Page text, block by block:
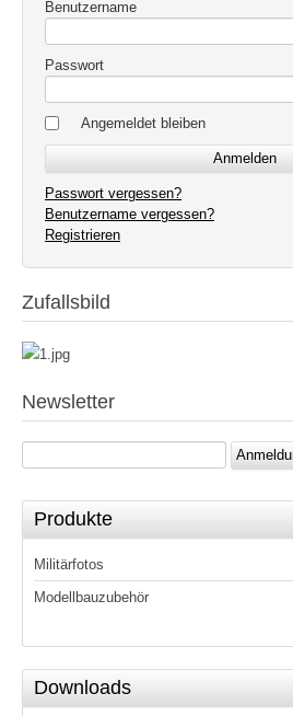
Benutzername
Passwort
Angemeldet bleiben
Passwort vergessen?
Benutzername vergessen?
Registrieren
Zufallsbild
Newsletter
Produkte
Militärfotos
Modellbauzubehör
Downloads